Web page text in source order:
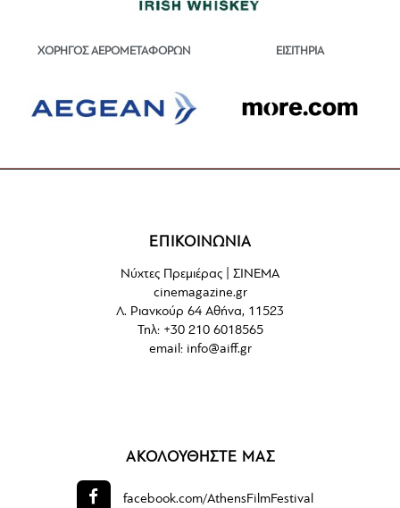
ΧΟΡΗΓΟΣ ΑΕΡΟΜΕΤΑΦΟΡΩΝ ΕΙΣΙΤΗΡΙΑ
ΕΠΙΚΟΙΝΩΝΙΑ
Νύχτες Πρεμιέρας | ΣΙΝΕΜΑ
cinemagazine.gr
Λ. Ριανκούρ 64 Αθήνα, 11523
Τηλ: +30 210 6018565
email: info@aiff.gr
ΑΚΟΛΟΥΘΗΣΤΕ ΜΑΣ
facebook.com/AthensFilmFestival